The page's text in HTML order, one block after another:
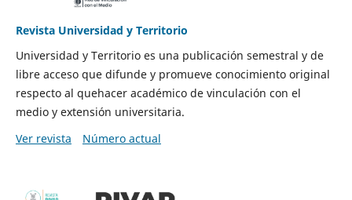
Revista Universidad y Territorio
Universidad y Territorio es una publicación semestral y de
libre acceso que difunde y promueve conocimiento original
respecto al quehacer académico de vinculación con el
medio y extensión universitaria.
Ver revista
Número actual